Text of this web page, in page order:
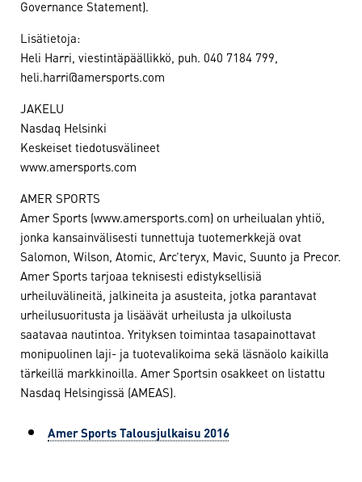
Governance Statement).
Lisätietoja:
Heli Harri, viestintäpäällikkö, puh. 040 7184 799,
heli.harri@amersports.com
JAKELU
Nasdaq Helsinki
Keskeiset tiedotusvälineet
www.amersports.com
AMER SPORTS
Amer Sports (www.amersports.com) on urheilualan yhtiö,
jonka kansainvälisesti tunnettuja tuotemerkkejä ovat
Salomon, Wilson, Atomic, Arc’teryx, Mavic, Suunto ja Precor.
Amer Sports tarjoaa teknisesti edistyksellisiä
urheiluvälineitä, jalkineita ja asusteita, jotka parantavat
urheilusuoritusta ja lisäävät urheilusta ja ulkoilusta
saatavaa nautintoa. Yrityksen toimintaa tasapainottavat
monipuolinen laji- ja tuotevalikoima sekä läsnäolo kaikilla
tärkeillä markkinoilla. Amer Sportsin osakkeet on listattu
Nasdaq Helsingissä (AMEAS).
Amer Sports Talousjulkaisu 2016